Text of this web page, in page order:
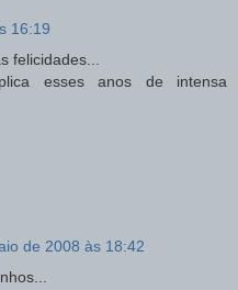
16:19
felicidades...
esses anos de intensa
de 2008 às 18:42